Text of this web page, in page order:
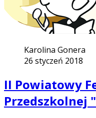
Karolina Gonera
26 styczeń 2018
II Powiatowy
Przedszkolnej